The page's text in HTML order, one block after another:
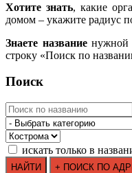
Хотите знать, какие
домом – укажите радиус
Знаете названиенужной
строку «Поиск по
Поиск
искать только в